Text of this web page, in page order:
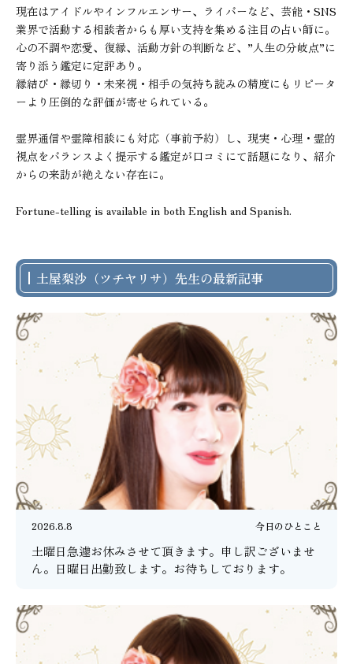
現在はアイドルやインフルエンサー、ライバーなど、芸能・SNS
業界で活動する相談者からも厚い支持を集める注目の占い師に。
心の不調や恋愛、復縁、活動方針の判断など、”人生の分岐点”に
寄り添う鑑定に定評あり。
縁結び・縁切り・未来視・相手の気持ち読みの精度にもリピータ
ーより圧倒的な評価が寄せられている。
霊界通信や霊障相談にも対応（事前予約）し、現実・心理・霊的
視点をバランスよく提示する鑑定が口コミにて話題になり、紹介
からの来訪が絶えない存在に。
Fortune-telling is available in both English and Spanish.
土屋梨沙（ツチヤリサ）先生の最新記事
2026.8.8 今日のひとこと
土曜日急遽お休みさせて頂きます。申し訳ございませ
ん。日曜日出勤致します。お待ちしております。